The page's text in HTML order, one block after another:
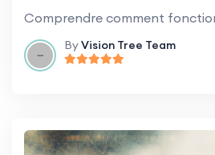
ByVision Tree Team